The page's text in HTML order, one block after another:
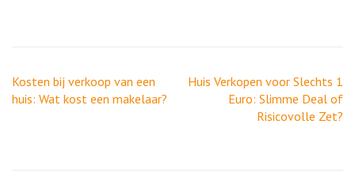
Berichtnavigatie
Kosten bij verkoop van een
huis: Wat kost een makelaar?
Huis Verkopen voor Slechts 1
Euro: Slimme Deal of
Risicovolle Zet?